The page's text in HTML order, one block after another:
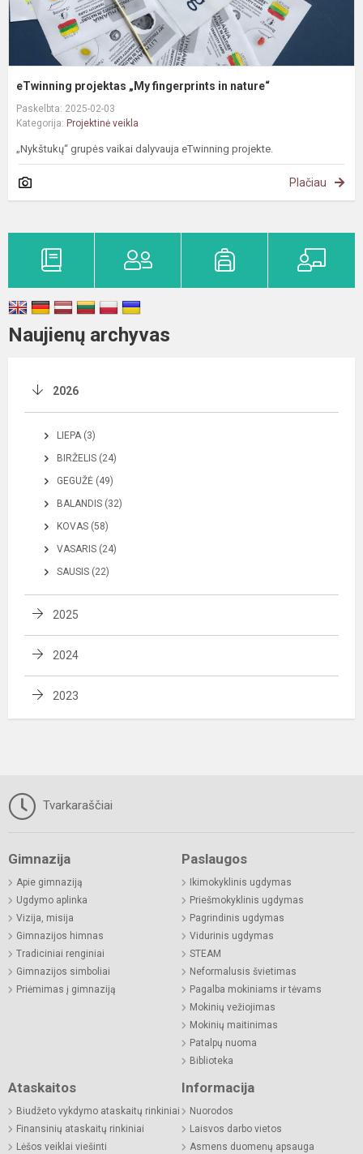
eTwinning projektas „My fingerprints in nature“
Paskelbta: 2025-02-03
Kategorija: Projektinė veikla
„Nykštukų“ grupės vaikai dalyvauja eTwinning projekte.
Plačiau
Naujienų archyvas
2026
LIEPA (3)
BIRŽELIS (24)
GEGUŽĖ (49)
BALANDIS (32)
KOVAS (58)
VASARIS (24)
SAUSIS (22)
2025
2024
2023
Tvarkaraščiai
Gimnazija
Apie gimnaziją
Ugdymo aplinka
Vizija, misija
Gimnazijos himnas
Tradiciniai renginiai
Gimnazijos simboliai
Priėmimas į gimnaziją
Paslaugos
Ikimokyklinis ugdymas
Priešmokyklinis ugdymas
Pagrindinis ugdymas
Vidurinis ugdymas
STEAM
Neformalusis švietimas
Pagalba mokiniams ir tėvams
Mokinių vežiojimas
Mokinių maitinimas
Patalpų nuoma
Biblioteka
Ataskaitos
Biudžeto vykdymo ataskaitų rinkiniai
Finansinių ataskaitų rinkiniai
Lėšos veiklai viešinti
Informacija
Nuorodos
Laisvos darbo vietos
Asmens duomenų apsauga